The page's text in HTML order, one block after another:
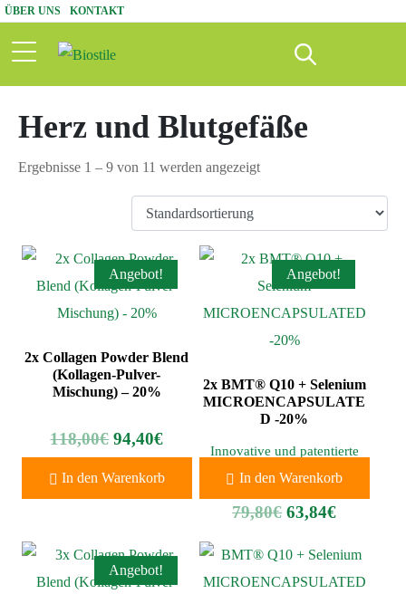
ÜBER UNS KONTAKT
Herz und Blutgefäße
Ergebnisse 1 – 9 von 11 werden angezeigt
Angebot!
2x Collagen Powder Blend
(Kollagen-Pulver-
Mischung) – 20%
118,00€ 94,40€
In den Warenkorb
Angebot!
2x BMT® Q10 + Selenium
MICROENCAPSULATE
D -20%
Innovative und patentierte
gie von Coenzym Q10.
79,80€ 63,84€
In den Warenkorb
Angebot!